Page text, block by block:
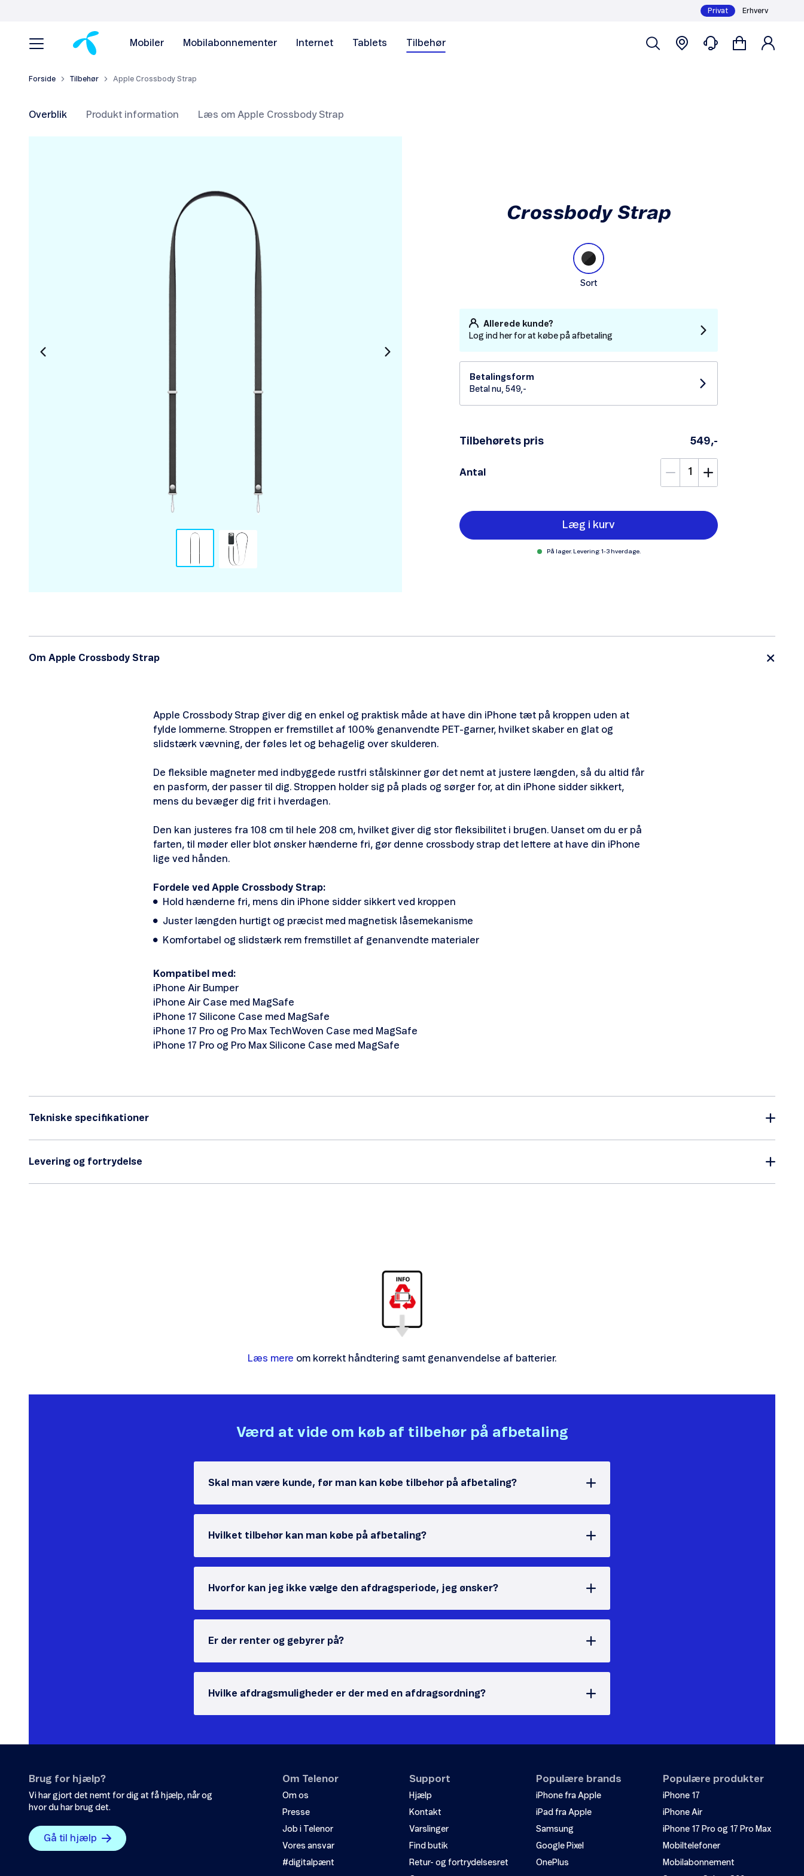
Privat Erhverv
Mobiler Mobilabonnementer Internet Tablets Tilbehør
Forside Tilbehør Apple Crossbody Strap
Overblik Produkt information Læs om Apple Crossbody Strap
Crossbody Strap
Sort
Allerede kunde?
Log ind her for at købe på afbetaling
Betalingsform
Betal nu, 549,-
Tilbehørets pris 549,-
Antal
Læg i kurv
På lager. Levering: 1-3 hverdage.
Om Apple Crossbody Strap
Apple Crossbody Strap giver dig en enkel og praktisk måde at have din iPhone tæt på kroppen uden at
fylde lommerne. Stroppen er fremstillet af 100% genanvendte PET-garner, hvilket skaber en glat og
slidstærk vævning, der føles let og behagelig over skulderen.
De fleksible magneter med indbyggede rustfri stålskinner gør det nemt at justere længden, så du altid får
en pasform, der passer til dig. Stroppen holder sig på plads og sørger for, at din iPhone sidder sikkert,
mens du bevæger dig frit i hverdagen.
Den kan justeres fra 108 cm til hele 208 cm, hvilket giver dig stor fleksibilitet i brugen. Uanset om du er på
farten, til møder eller blot ønsker hænderne fri, gør denne crossbody strap det lettere at have din iPhone
lige ved hånden.
Fordele ved Apple Crossbody Strap:
Hold hænderne fri, mens din iPhone sidder sikkert ved kroppen
Juster længden hurtigt og præcist med magnetisk låsemekanisme
Komfortabel og slidstærk rem fremstillet af genanvendte materialer
Kompatibel med:
iPhone Air Bumper
iPhone Air Case med MagSafe
iPhone 17 Silicone Case med MagSafe
iPhone 17 Pro og Pro Max TechWoven Case med MagSafe
iPhone 17 Pro og Pro Max Silicone Case med MagSafe
Tekniske specifikationer
Levering og fortrydelse
Læs mere om korrekt håndtering samt genanvendelse af batterier.
Værd at vide om køb af tilbehør på afbetaling
Skal man være kunde, før man kan købe tilbehør på afbetaling?
Hvilket tilbehør kan man købe på afbetaling?
Hvorfor kan jeg ikke vælge den afdragsperiode, jeg ønsker?
Er der renter og gebyrer på?
Hvilke afdragsmuligheder er der med en afdragsordning?
Brug for hjælp?
Vi har gjort det nemt for dig at få hjælp, når og
hvor du har brug det.
Gå til hjælp
Om Telenor
Om os
Presse
Job i Telenor
Vores ansvar
#digitalpænt
Support
Hjælp
Kontakt
Varslinger
Find butik
Retur- og fortrydelsesret
Populære brands
iPhone fra Apple
iPad fra Apple
Samsung
Google Pixel
OnePlus
Populære produkter
iPhone 17
iPhone Air
iPhone 17 Pro og 17 Pro Max
Mobiltelefoner
Mobilabonnement